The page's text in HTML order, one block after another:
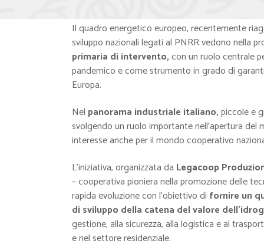
Il quadro energetico europeo, recentemente
sviluppo nazionali legati al PNRR vedono nella
primaria di intervento,con un ruolo centrale
pandemico e come strumento in grado di
Europa.
Nel panorama industriale italiano,piccole e
svolgendo un ruolo importante nell’apertura del
interesse anche per il mondo cooperativo
L’iniziativa, organizzata da Legacoop
– cooperativa pioniera nella promozione delle
rapida evoluzione con l’obiettivo di fornire un
di sviluppo della catena del valore
gestione, alla sicurezza, alla logistica e al
e nel settore residenziale.